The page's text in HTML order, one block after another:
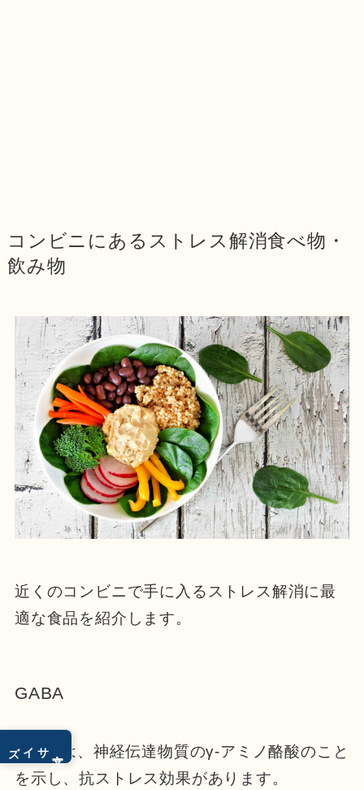
サイズ
コンビニにあるストレス解消食べ物・
飲み物
近くのコンビニで手に入るストレス解消に最
適な食品を紹介します。
GABA
GABAは、神経伝達物質のγ-アミノ酪酸のこと
を示し、抗ストレス効果があります。